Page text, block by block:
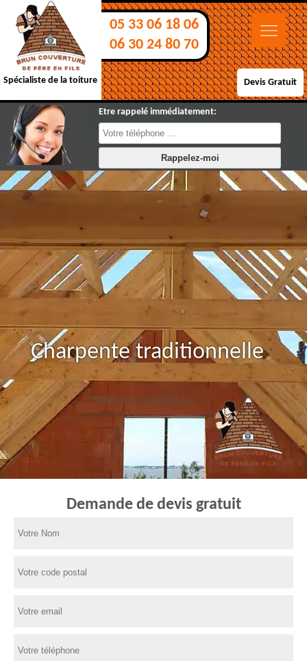
Spécialiste de la toiture
05 33 06 18 06
06 30 24 80 70
Devis Gratuit
Etre rappelé immédiatement:
Charpente traditionnelle
Demande de devis gratuit